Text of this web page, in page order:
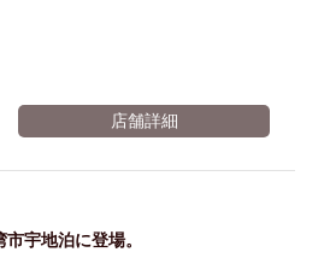
店舗詳細
宇地泊に登場。